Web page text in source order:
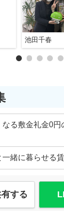
池田千春
る敷金礼金0円
緒に暮らせる
する